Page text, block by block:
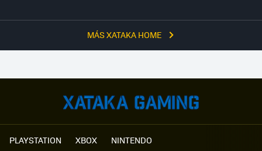
MÁS XATAKA HOME
PLAYSTATION XBOX NINTENDO